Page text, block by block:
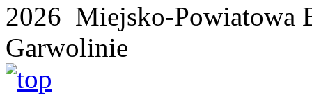
2026 Miejsko-Powiatowa
Garwolinie